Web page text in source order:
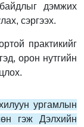
дэмжих
сэргээх.
практикийг
орон нутгийн
ургамлын
гэж Дэлхийн